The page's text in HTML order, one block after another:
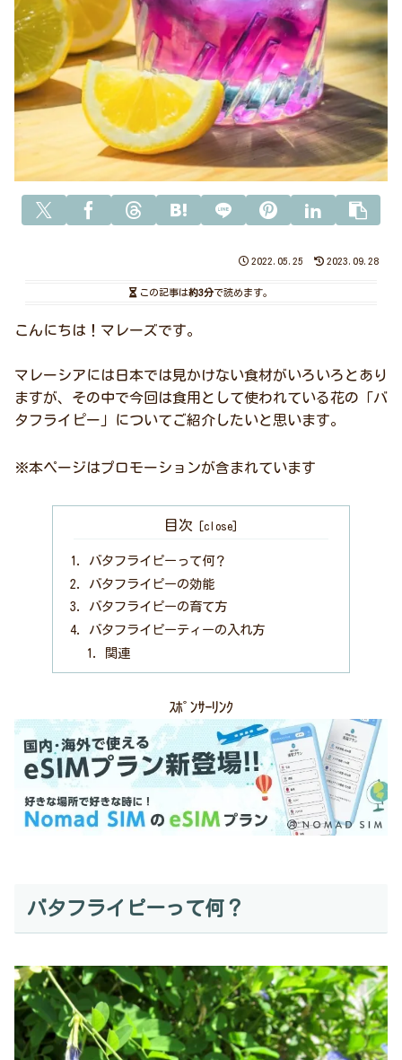
2022.05.25 2023.09.28
この記事は約3分で読めます。
こんにちは！マレーズです。
マレーシアには日本では見かけない食材がいろいろとあり
ますが、その中で今回は食用として使われている花の「バ
タフライピー」についてご紹介したいと思います。
※本ページはプロモーションが含まれています
目次
バタフライピーって何？
バタフライピーの効能
バタフライピーの育て方
バタフライピーティーの入れ方
関連
ｽﾎﾟﾝｻｰﾘﾝｸ
バタフライピーって何？